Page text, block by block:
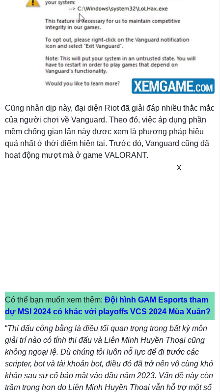
Cũng nhân dịp này, đại diện Riot đã giải đáp nhiều thắc mắc
của người chơi về Vanguard. Theo đó, việc áp dụng phần
mềm chống gian lận này được xem là phương pháp hiệu
quả nhất ở thời điểm hiện tại. Trước đó, Vanguard cũng đã
hoạt động mượt mà ở game VALORANT.
X
Có thể bạn muốn xem thêm: Đội hình GAM Esports tham
dự MSI 2024 có khác với playoffs VCS 2024 Mùa Xuân?
“Thi đấu công bằng là điều tối quan trọng trong bất kỳ môn
giải trí nào có tính thi đấu và Liên Minh Huyền Thoại cũng
không ngoại lệ. Dù chúng tôi luôn nỗ lực để đi trước các
scripter, bot và tài khoản bot, điều đó đã trở nên vô cùng khó
khăn sau sự cố bảo mật vào đầu năm 2023. Vấn đề này còn
trầm trọng hơn do Liên Minh Huyền Thoại vẫn hỗ trợ một số